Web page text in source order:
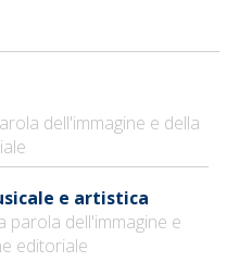
dell'immagine e della
e artistica
parola dell'immagine e
editoriale